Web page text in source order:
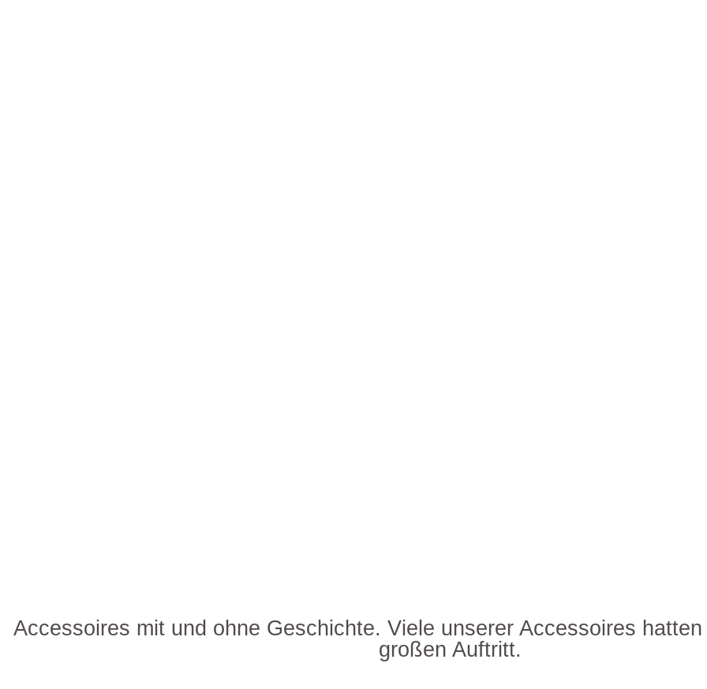
Accessoires mit und ohne Geschichte. Viele unserer Accessoires
großen Auftritt.